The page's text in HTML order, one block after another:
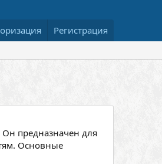
Регистрация
Он предназначен для
Основные